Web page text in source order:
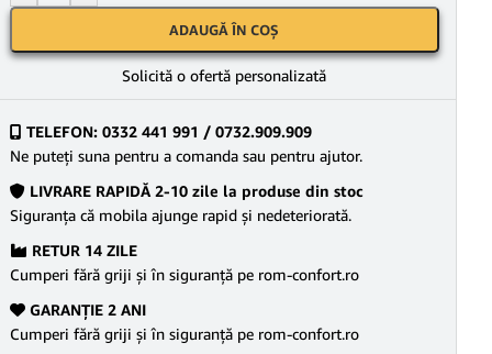
ADAUGĂ ÎN COȘ
Solicită o ofertă personalizată
TELEFON: 0332 441 991 / 0732.909.909
Ne puteţi suna pentru a comanda sau pentru ajutor.
LIVRARE RAPIDĂ 2-10 zile la produse din stoc
Siguranţa că mobila ajunge rapid şi nedeteriorată.
RETUR 14 ZILE
Cumperi fără griji şi în siguranţă pe rom-confort.ro
GARANŢIE 2 ANI
Cumperi fără griji şi în siguranţă pe rom-confort.ro